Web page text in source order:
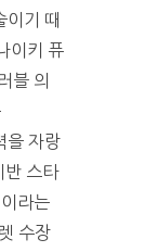
이기 때
이키 퓨
블 의
을 자랑
반 스타
라는
수장